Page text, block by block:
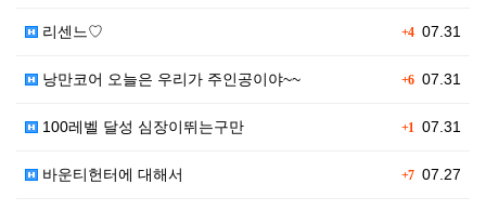
+407.31
리센느♡
+607.31
낭만코어 오늘은 우리가 주인공이야~~
+1 07.31
100레벨 달성 심장이뛰는구만
+707.27
바운티헌터에 대해서